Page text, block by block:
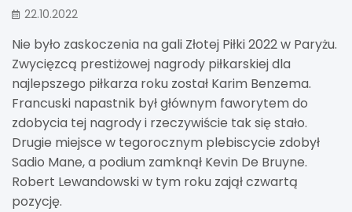
22.10.2022
Nie było zaskoczenia na gali Złotej Piłki 2022 w Paryżu.
Zwycięzcą prestiżowej nagrody piłkarskiej dla
najlepszego piłkarza roku został Karim Benzema.
Francuski napastnik był głównym faworytem do
zdobycia tej nagrody i rzeczywiście tak się stało.
Drugie miejsce w tegorocznym plebiscycie zdobył
Sadio Mane, a podium zamknął Kevin De Bruyne.
Robert Lewandowski w tym roku zajął czwartą
pozycję.